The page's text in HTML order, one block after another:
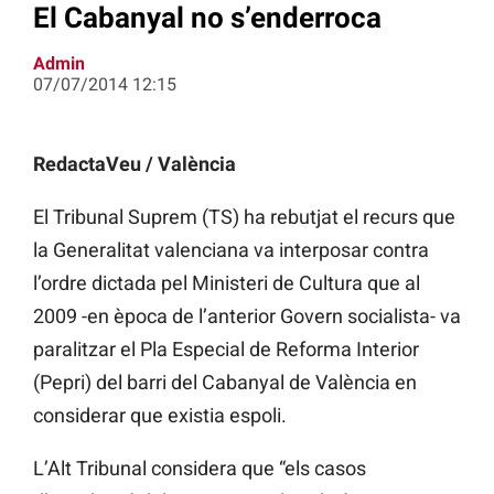
El Cabanyal no s’enderroca
Admin
07/07/2014 12:15
RedactaVeu / València
El Tribunal Suprem (TS) ha rebutjat el recurs que
la Generalitat valenciana va interposar contra
l’ordre dictada pel Ministeri de Cultura que al
2009 -en època de l’anterior Govern socialista- va
paralitzar el Pla Especial de Reforma Interior
(Pepri) del barri del Cabanyal de València en
considerar que existia espoli.
L’Alt Tribunal considera que “els casos